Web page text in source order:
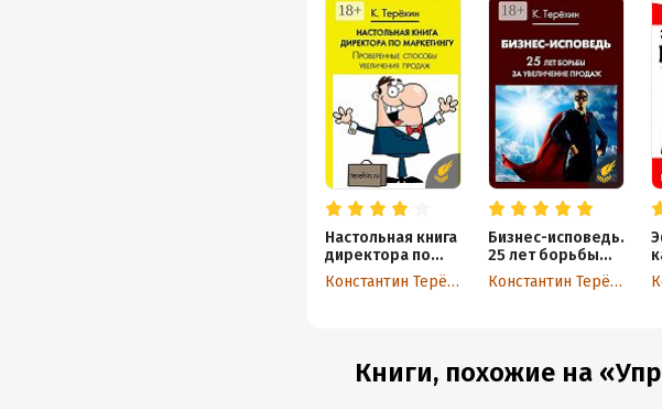
Настольная книга
директора по
маркетингу.
Проверенные
Константин Терёхин
Бизнес-исповедь.
25 лет борьбы
за увеличение
продаж
Константин Терёхин
Книги, похожие на